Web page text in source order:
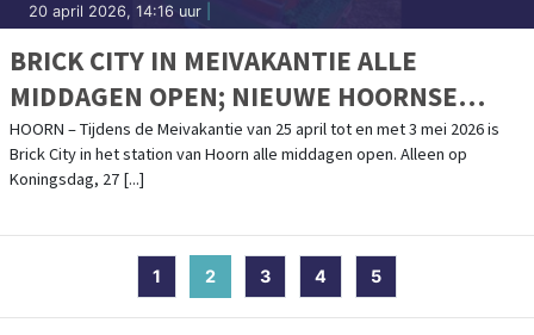
20 april 2026, 14:16 uur
BRICK CITY IN MEIVAKANTIE ALLE
MIDDAGEN OPEN; NIEUWE HOORNSE
GEBOUWEN VAN LEGO
HOORN – Tijdens de Meivakantie van 25 april tot en met 3 mei 2026 is
Brick City in het station van Hoorn alle middagen open. Alleen op
Koningsdag, 27 [...]
1 2 (current)
3 4 5